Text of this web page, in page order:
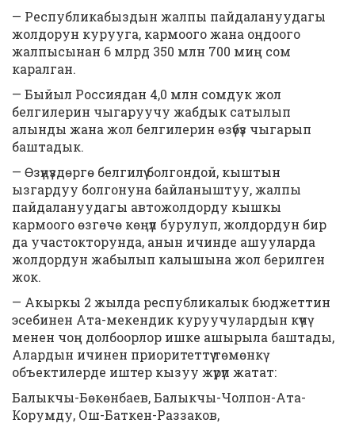
— Республикабыздын жалпы пайдалануудагы
жолдорун курууга, кармоого жана оңдоого
жалпысынан 6 млрд 350 млн 700 миң сом
каралган.
— Быйыл Россиядан 4,0 млн сомдук жол
белгилерин чыгаруучу жабдык сатылып
алынды жана жол белгилерин өзүбүз чыгарып
баштадык.
— Өзүңүздөргө белгилүү болгондой, кыштын
ызгардуу болгонуна байланыштуу, жалпы
пайдалануудагы автожолдорду кышкы
кармоого өзгөчө көңүл бурулуп, жолдордун бир
да участокторунда, анын ичинде ашууларда
жолдордун жабылып калышына жол берилген
жок.
— Акыркы 2 жылда республикалык бюджеттин
эсебинен Ата-мекендик куруучулардын күчү
менен чоң долбоорлор ишке ашырыла баштады,
Алардын ичинен приоритеттүү төмөнкү
объектилерде иштер кызуу жүрүп жатат:
Балыкчы-Бөкөнбаев, Балыкчы-Чолпон-Ата-
Корумду, Ош-Баткен-Раззаков,